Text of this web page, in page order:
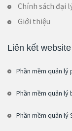
Chính sách đại
Giới thiệu
Liên kết website
Phần mềm quản lý
Phần mềm quản lý
Phần mềm quản lý